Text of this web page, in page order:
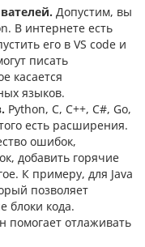
Допустим, вы
В интернете есть
его в VS code и
писать
касается
языков.
Python, C, C++, C#, Go,
есть расширения.
ошибок,
добавить горячие
К примеру, для Java
позволяет
блоки кода.
помогает отлаживать